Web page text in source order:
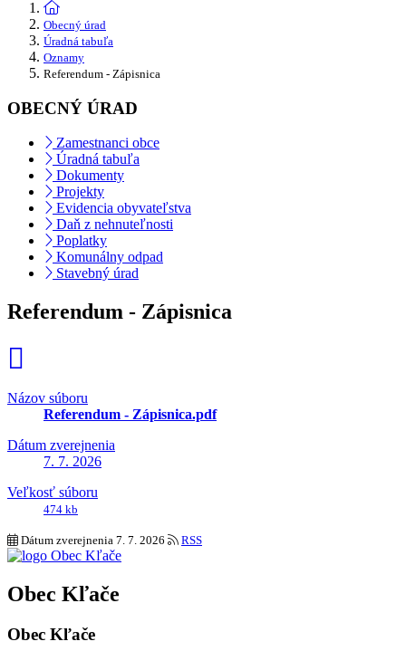
Obecný úrad
Úradná tabuľa
Oznamy
Referendum - Zápisnica
OBECNÝ ÚRAD
Zamestnanci obce
Úradná tabuľa
Dokumenty
Projekty
Evidencia obyvateľstva
Daň z nehnuteľnosti
Poplatky
Komunálny odpad
Stavebný úrad
Referendum - Zápisnica
Názov súboru
Referendum - Zápisnica.pdf
Dátum zverejnenia
7. 7. 2026
Veľkosť súboru
474 kb
Dátum zverejnenia 7. 7. 2026 RSS
Obec Kľače
Obec Kľače